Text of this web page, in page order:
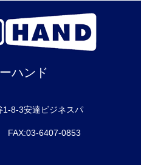
ハンド
1-8-3安達ビジネスパ
FAX:03-6407-0853